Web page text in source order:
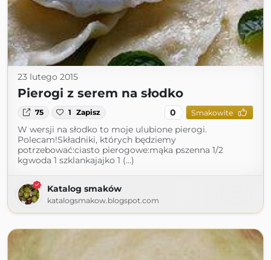
23 lutego 2015
Pierogi z serem na słodko
75 1 Zapisz 0 Smakowite
W wersji na słodko to moje ulubione pierogi.
Polecam!Składniki, których będziemy
potrzebować:ciasto pierogowe:mąka pszenna 1/2
kgwoda 1 szklankajajko 1 (...)
Katalog smaków
katalogsmakow.blogspot.com